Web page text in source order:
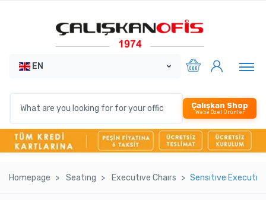
EN
Çalışkan Shop
Webe Özel Ürünler
Homepage Seatıng Executıve Chaırs Sensıtıve